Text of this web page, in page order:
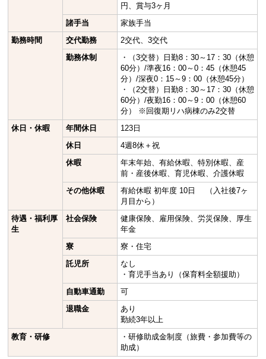
円、賞与3ヶ月
諸手当
家族手当
勤務時間
交代勤務
2交代、3交代
勤務体制
・（3交替）日勤8：30～17：30（休憩
60分）/準夜16：00～0：45（休憩45
分）/深夜0：15～9：00（休憩45分）
・（2交替）日勤8：30～17：30（休憩
60分）/夜勤16：00～9：00（休憩60
分） ※回復期リハ病棟のみ2交替
休日・休暇
年間休日
123日
休日
4週8休＋祝
休暇
年末年始、有給休暇、特別休暇、産
前・産後休暇、育児休暇、介護休暇
その他休暇
有給休暇 初年度 10日 （入社後7ヶ
月目から）
待遇・福利厚
生
社会保険
健康保険、雇用保険、労災保険、厚生
年金
寮
寮・住宅
託児所
なし
・育児手当あり（保育料全額援助）
自動車通勤
可
退職金
あり
勤続3年以上
教育・研修
・研修助成金制度（旅費・参加費等の
助成）